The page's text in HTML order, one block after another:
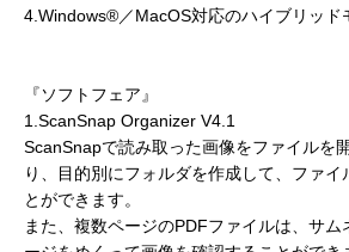
4.Windows®／MacOS対応のハイブリッド
『ソフトフェア』
1.ScanSnap Organizer V4.1
ScanSnapで読み取った画像をファイルを
り、目的別にフォルダを作成して、ファイ
とができます。
また、複数ページのPDFファイルは、サ